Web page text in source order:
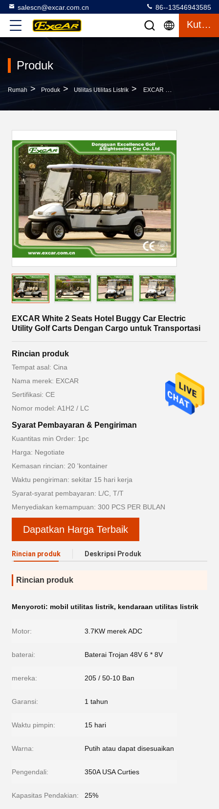
salescn@excar.com.cn 86--13546943585
Kutipan
Produk
Rumah > Produk > Utilitas Utilitas Listrik > EXCAR White 2 Seats Hotel Buggy Car Electric Utility Golf Carts Dengan Cargo Untuk Transportasi
EXCAR White 2 Seats Hotel Buggy Car Electric
Utility Golf Carts Dengan Cargo untuk Transportasi
Rincian produk
Tempat asal: Cina
Nama merek: EXCAR
Sertifikasi: CE
Nomor model: A1H2 / LC
Syarat Pembayaran & Pengiriman
Kuantitas min Order: 1pc
Harga: Negotiate
Kemasan rincian: 20 'kontainer
Waktu pengiriman: sekitar 15 hari kerja
Syarat-syarat pembayaran: L/C, T/T
Menyediakan kemampuan: 300 PCS PER BULAN
Dapatkan Harga Terbaik
Rincian produk Deskripsi Produk
Rincian produk
Menyoroti: mobil utilitas listrik, kendaraan utilitas listrik
Motor: 3.7KW merek ADC
baterai: Baterai Trojan 48V 6 * 8V
mereka: 205 / 50-10 Ban
Garansi: 1 tahun
Waktu pimpin: 15 hari
Warna: Putih atau dapat disesuaikan
Pengendali: 350A USA Curties
Kapasitas Pendakian: 25%